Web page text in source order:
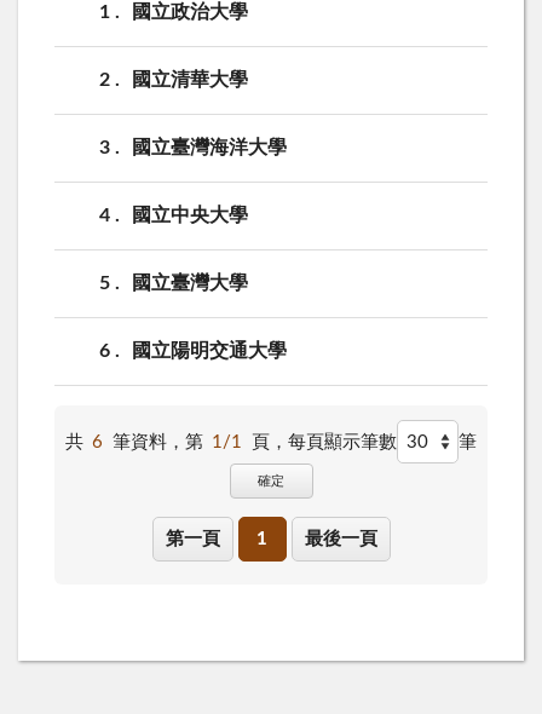
1 國立政治大學
2 國立清華大學
3 國立臺灣海洋大學
4 國立中央大學
5 國立臺灣大學
6 國立陽明交通大學
共 6 筆資料，第 1/1 頁， 每頁顯示筆數 筆
確定
第一頁 1 最後一頁